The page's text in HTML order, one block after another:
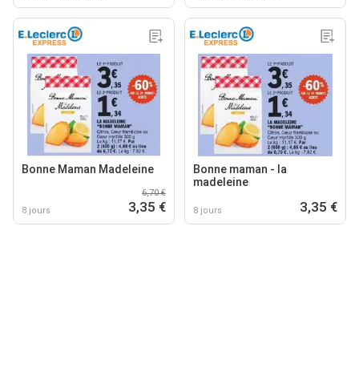
Bonne Maman Madeleine
8 jours
6,70 €
3,35 €
Bonne maman - la
madeleine
8 jours 3,35 €